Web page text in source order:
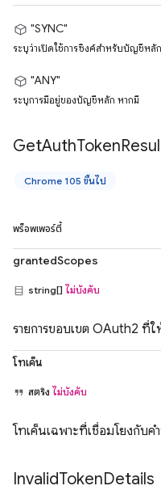
"SYNC"
ระบุว่าเปิดใช้การซิงค์สำหรับบัญชีหลัก
"ANY"
ระบุการมีอยู่ของบัญชีหลัก หากมี
GetAuthToken
Chrome 105 ขึ้นไป
พร็อพเพอร์ตี้
grantedScopes
string[] ไม่บังคับ
รายการขอบเขต OAuth2 ที่
โทเค็น
สตริง ไม่บังคับ
โทเค็นเฉพาะที่เชื่อมโยงกับค
InvalidTokenDetails